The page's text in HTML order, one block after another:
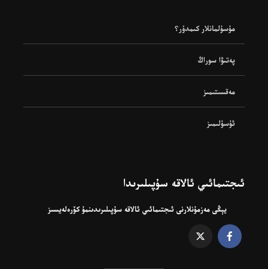
مۇسۇلمانلار كىمدۇر؟
پەتىۋا سوراڭ
مەقسىتىمىز
ئۇسۇلىمىز
ئىجتىمائىي ئالاقە سۇپىلىرىدا
يېڭى مەزمۇنلارنى ئىجتىمائىي ئالاقە سۇپىلىرىدىنمۇ كۆرەلەيسىز